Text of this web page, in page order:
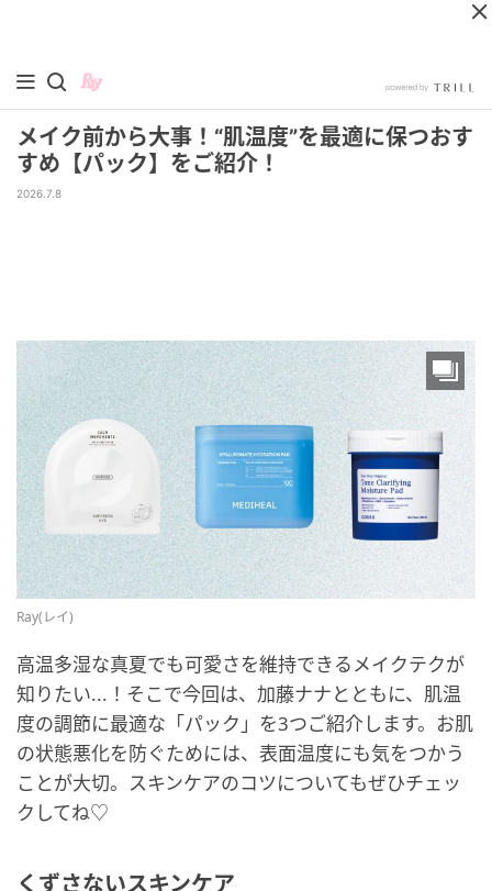
メイク前から大事！“肌温度”を最適に保つおす
すめ【パック】をご紹介！
2026.7.8
Ray(レイ)
高温多湿な真夏でも可愛さを維持できるメイクテクが
知りたい...！そこで今回は、加藤ナナとともに、肌温
度の調節に最適な「パック」を3つご紹介します。お肌
の状態悪化を防ぐためには、表面温度にも気をつかう
ことが大切。スキンケアのコツについてもぜひチェッ
クしてね♡
くずさないスキンケア